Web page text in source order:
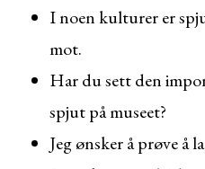
I noen kulturer er
mot.
Har du sett den
spjut på museet?
Jeg ønsker å prøve å